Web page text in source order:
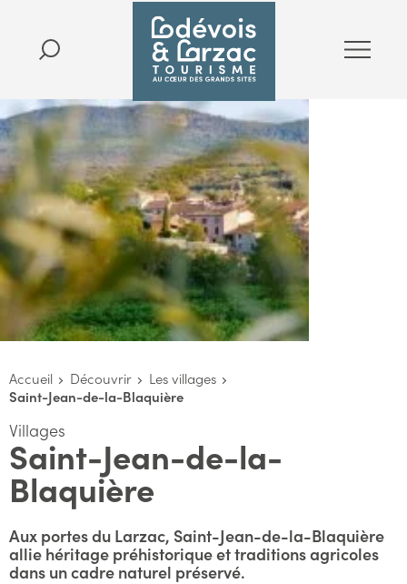
Accueil Découvrir
Les villages
Saint-Jean-de-la-Blaquière
Villages
Saint-Jean-de-la-
Blaquière
Aux portes du Larzac, Saint-Jean-de-la-Blaquière
allie héritage préhistorique et traditions agricoles
dans un cadre naturel préservé.